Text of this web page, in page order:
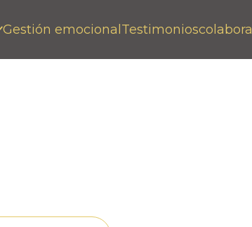
Gestión emocional Testimonioscolabora